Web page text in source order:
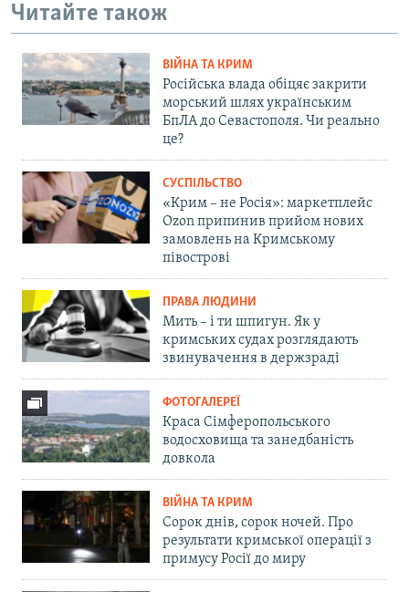
Читайте також
ВІЙНА ТА КРИМ
Російська влада обіцяє закрити
морський шлях українським
БпЛА до Севастополя. Чи реально
це?
СУСПІЛЬСТВО
«Крим – не Росія»: маркетплейс
Ozon припинив прийом нових
замовлень на Кримському
півострові
ПРАВА ЛЮДИНИ
Мить – і ти шпигун. Як у
кримських судах розглядають
звинувачення в держзраді
ФОТОГАЛЕРЕЇ
Краса Сімферопольського
водосховища та занедбаність
довкола
ВІЙНА ТА КРИМ
Сорок днів, сорок ночей. Про
результати кримської операції з
примусу Росії до миру